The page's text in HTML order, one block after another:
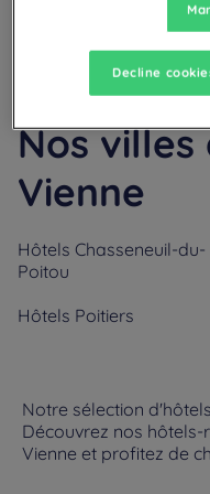
Nos villes
Vienne
Hôtels Chasseneuil-du-
Poitou
Hôtels Poitiers
Notre sélection d'hôtels
Découvrez nos
Vienne et profitez de
Decline